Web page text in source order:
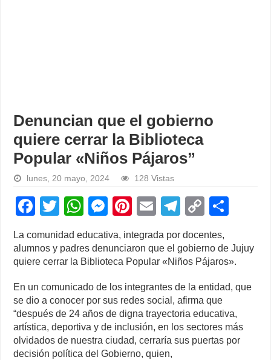
Denuncian que el gobierno
quiere cerrar la Biblioteca
Popular «Niños Pájaros”
lunes, 20 mayo, 2024 128 Vistas
F
c
e
b
o
o
k
T
wi
tt
er
W
h
at
s
A
p
p
M
ss
e
n
g
er
Pi
er
e
st
E
m
ail
T
el
e
gr
a
m
C
p
y
Li
n
k
ar
e
La comunidad educativa, integrada por docentes,
alumnos y padres denunciaron que el gobierno de Jujuy
quiere cerrar la Biblioteca Popular «Niños Pájaros».
En un comunicado de los integrantes de la entidad, que
se dio a conocer por sus redes social, afirma que
“después de 24 años de digna trayectoria educativa,
artística, deportiva y de inclusión, en los sectores más
olvidados de nuestra ciudad, cerraría sus puertas por
decisión política del Gobierno, quien,